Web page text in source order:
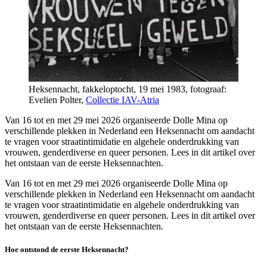
Heksennacht, fakkeloptocht, 19 mei 1983, fotograaf:
Evelien Polter, Collectie IAV-Atria
Van 16 tot en met 29 mei 2026 organiseerde Dolle Mina op
verschillende plekken in Nederland een Heksennacht om aandacht
te vragen voor straatintimidatie en algehele onderdrukking van
vrouwen, genderdiverse en queer personen. Lees in dit artikel over
het ontstaan van de eerste Heksennachten.
Van 16 tot en met 29 mei 2026 organiseerde Dolle Mina op
verschillende plekken in Nederland een Heksennacht om aandacht
te vragen voor straatintimidatie en algehele onderdrukking van
vrouwen, genderdiverse en queer personen. Lees in dit artikel over
het ontstaan van de eerste Heksennachten.
Hoe ontstond de eerste Heksennacht?